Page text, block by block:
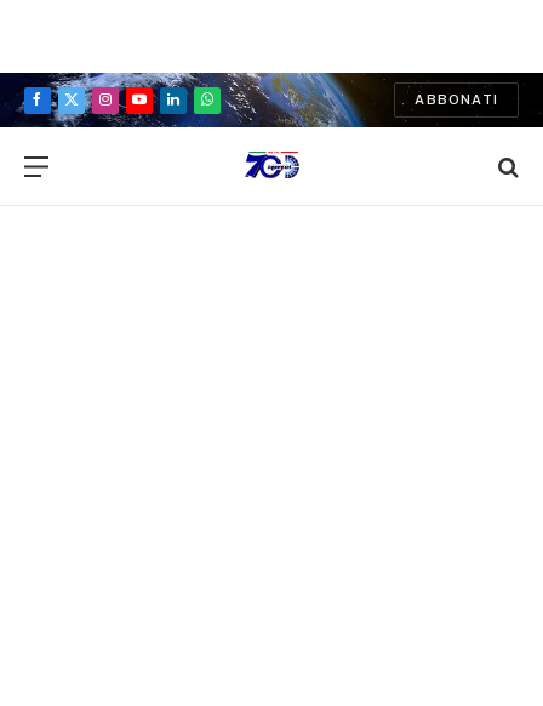
Facebook
X
Instagram
YouTubeLinkedInWhatsApp
ABBONATI